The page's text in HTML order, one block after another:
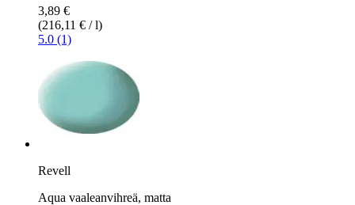
3,89 €
(216,11 € / l)
5.0 (1)
Revell
Aqua vaaleanvihreä, matta